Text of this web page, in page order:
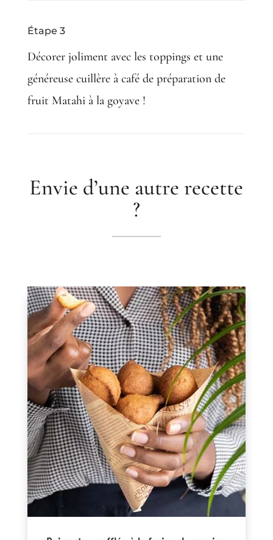
Étape 3
Décorer joliment avec les toppings et une
généreuse cuillère à café de préparation de
fruit Matahi à la goyave !
Envie d’une autre recette
?